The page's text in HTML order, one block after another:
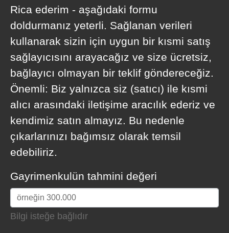
Rica ederim - aşağıdaki formu
doldurmanız yeterli. Sağlanan verileri
kullanarak sizin için uygun bir kısmi satış
sağlayıcısını arayacağız ve size ücretsiz,
bağlayıcı olmayan bir teklif göndereceğiz.
Önemli: Biz yalnızca siz (satıcı) ile kısmi
alıcı arasındaki iletişime aracılık ederiz ve
kendimiz satın almayız. Bu nedenle
çıkarlarınızı bağımsız olarak temsil
edebiliriz.
Gayrimenkulün tahmini değeri
Bilgi isteğe bağlıdır